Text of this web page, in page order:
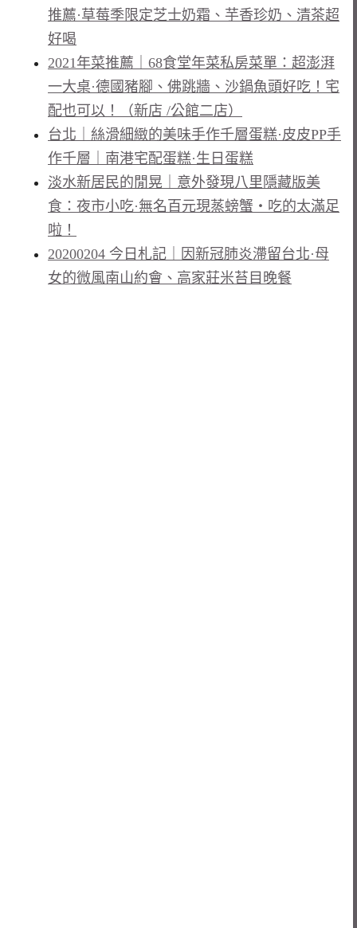
推薦·草莓季限定芝士奶霜、芋香珍奶、清茶超
好喝
2021年菜推薦｜68食堂年菜私房菜單：超澎湃
一大桌·德國豬腳、佛跳牆、沙鍋魚頭好吃！宅
配也可以！（新店 /公館二店）
台北｜絲滑細緻的美味手作千層蛋糕·皮皮PP手
作千層｜南港宅配蛋糕·生日蛋糕
淡水新居民的閒晃｜意外發現八里隱藏版美
食：夜市小吃·無名百元現蒸螃蟹・吃的太滿足
啦！
20200204 今日札記｜因新冠肺炎滯留台北·母
女的微風南山約會、高家莊米苔目晚餐